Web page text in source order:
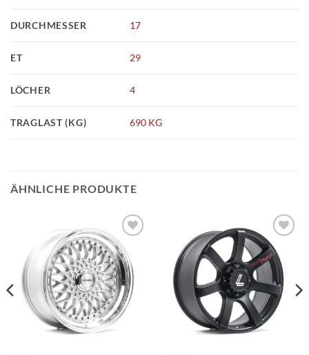
DURCHMESSER 17
ET 29
LÖCHER 4
TRAGLAST (KG) 690 KG
ÄHNLICHE PRODUKTE
Add to
wishlist
Add to
wishlist